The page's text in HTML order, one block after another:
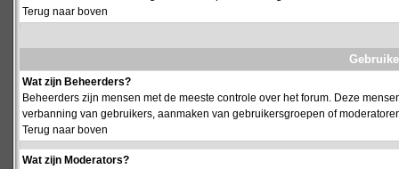
Terug naar boven
Wat zijn Beheerders?
Beheerders zijn mensen met de meeste controle over het forum. Deze
verbanning van gebruikers, aanmaken van gebruikersgroepen of
Terug naar boven
Wat zijn Moderators?